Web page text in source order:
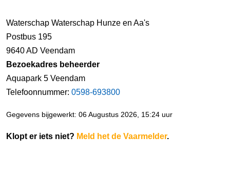
Waterschap Waterschap Hunze en Aa's
Postbus 195
9640 AD Veendam
Bezoekadres beheerder
Aquapark 5 Veendam
Telefoonnummer: 0598-693800
Gegevens bijgewerkt: 06 Augustus 2026, 15:24 uur
Klopt er iets niet? Meld het de Vaarmelder.